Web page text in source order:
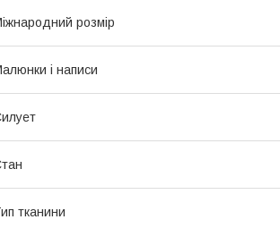
розмір
і написи
тканини